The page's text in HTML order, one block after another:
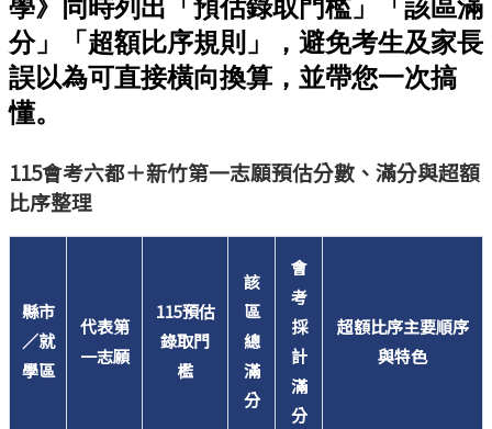
學》同時列出「預估錄取門檻」「該區滿
分」「超額比序規則」，避免考生及家長
誤以為可直接橫向換算，並帶您一次搞
懂。
115會考六都＋新竹第一志願預估分數、滿分與超額
比序整理
縣市
／就
學區
代表第
一志願
115預估
錄取門
檻
該
區
總
滿
分
會
考
採
計
滿
分
超額比序主要順序
與特色